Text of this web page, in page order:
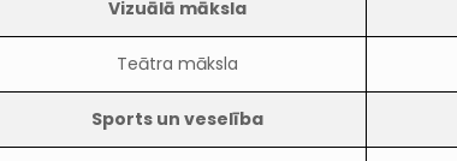
Vizuālā māksla
Teātra māksla
Sports un veselība